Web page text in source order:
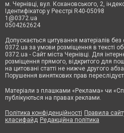
м. Чернівці, вул. Кохановського, 2,
Ідентифікатор у Реєстрі R40-05098
1@0372.ua
0504262624
Допускається цитування матеріалів
0372.ua за умови розміщення в тексті
0372.ua - Сайт міста Чернівці. Для
розміщення прямого, відкритого для
на цитовані статті не нижче другого
Порушення виняткових прав
Матеріали з плашками «Реклама» чи
публікуються на правах реклами.
Політика конфіденційності Правила
класифайд Редакційна політика